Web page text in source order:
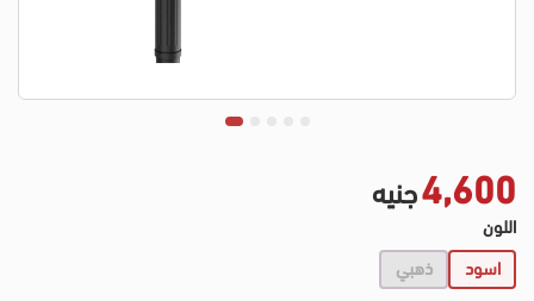
4,600جنيه
اللون
اسود
ذهبي